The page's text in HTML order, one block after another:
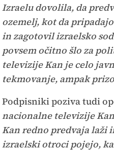
Izraelu dovolila, da
ozemelj, kot da
in zagotovil izraelsko
povsem očitno šlo za
televizije Kan je celo
tekmovanje, ampak
Podpisniki poziva tudi
nacionalne televizije
Kan redno predvaja laži
izraelski otroci pojejo,